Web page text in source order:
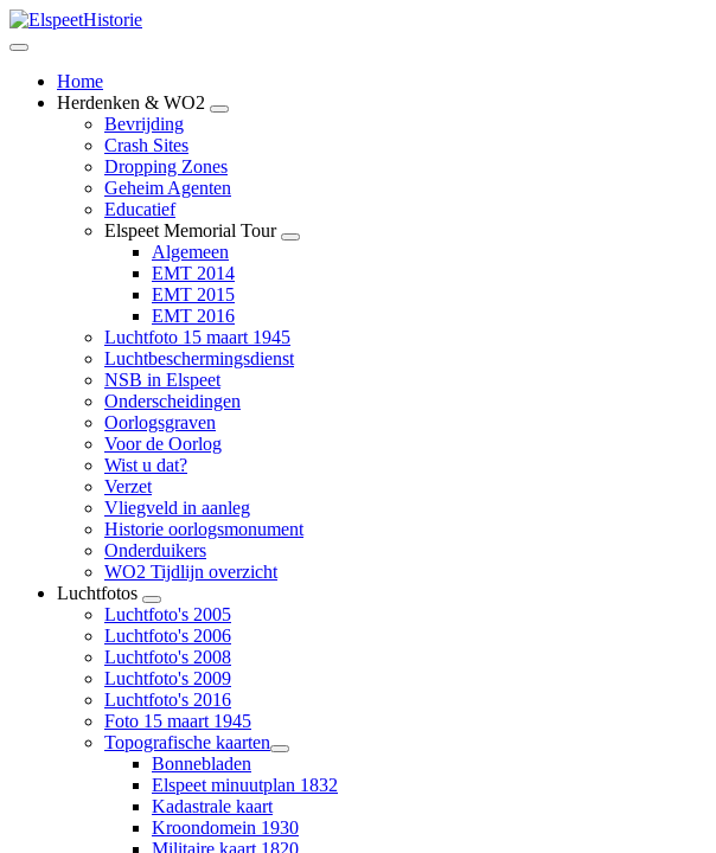
Home
Herdenken & WO2
Bevrijding
Crash Sites
Dropping Zones
Geheim Agenten
Educatief
Elspeet Memorial Tour
Algemeen
EMT 2014
EMT 2015
EMT 2016
Luchtfoto 15 maart 1945
Luchtbeschermingsdienst
NSB in Elspeet
Onderscheidingen
Oorlogsgraven
Voor de Oorlog
Wist u dat?
Verzet
Vliegveld in aanleg
Historie oorlogsmonument
Onderduikers
WO2 Tijdlijn overzicht
Luchtfotos
Luchtfoto's 2005
Luchtfoto's 2006
Luchtfoto's 2008
Luchtfoto's 2009
Luchtfoto's 2016
Foto 15 maart 1945
Topografische kaarten
Bonnebladen
Elspeet minuutplan 1832
Kadastrale kaart
Kroondomein 1930
Militaire kaart 1820